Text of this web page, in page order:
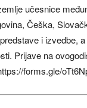
učesnice
Češka,
i izvedbe,
Prijave na
forms.gle/